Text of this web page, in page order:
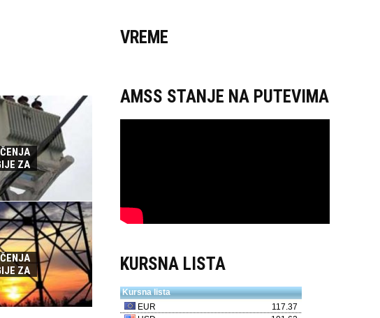
ZA
ZA
VREME
AMSS STANJE NA PUTEVIMA
KURSNA LISTA